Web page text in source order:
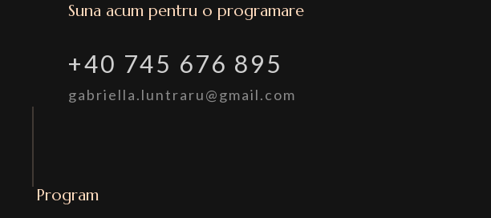
Suna acum pentru o programare
+40 745 676 895
gabriella.luntraru@gmail.com
Program